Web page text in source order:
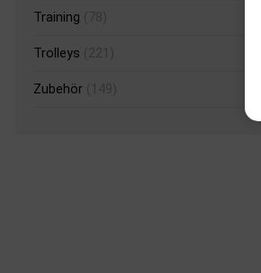
Training
Trolleys
Zubehör